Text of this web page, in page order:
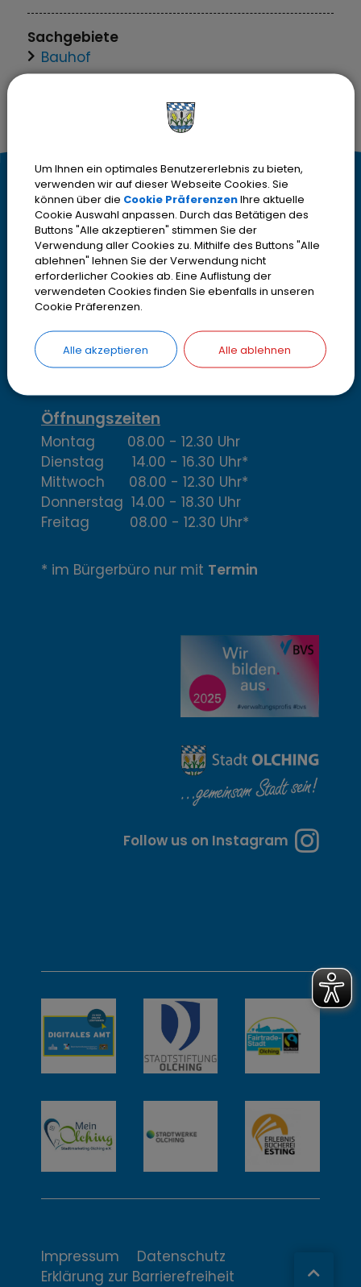
Sachgebiete
Bauhof
K
o
n
t
a
k
t
,
Ö
f
f
n
u
w
e
i
t
e
r
e
I
t
Kontakt
Stadt Olching
Rebhuhnstr. 18
82140 Olching
Telefon08142 200-2000
Telefax08142 200-4000
IBAN DE13700530700001952316
> Email oder Kontaktformular
Öffnungszeiten
Montag 08.00 - 12.30 Uhr
Dienstag 14.00 - 16.30 Uhr*
Mittwoch 08.00 - 12.30 Uhr*
Donnerstag 14.00 - 18.30 Uhr
Freitag 08.00 - 12.30 Uhr*
* im Bürgerbüro nur mit Termin
Follow us on Instagram
Impressum
Datenschutz
Erklärung zur Barrierefreiheit
Um Ihnen ein optimales Benutzererlebnis zu bieten,
verwenden wir auf dieser Webseite Cookies. Sie
können über die Cookie PräferenzenIhre aktuelle
Cookie Auswahl anpassen. Durch das Betätigen des
Buttons "Alle akzeptieren" stimmen Sie der
Verwendung aller Cookies zu. Mithilfe des Buttons "Alle
ablehnen" lehnen Sie der Verwendung nicht
erforderlicher Cookies ab. Eine Auflistung der
verwendeten Cookies finden Sie ebenfalls in unseren
Cookie Präferenzen.
Alle akzeptieren Alle ablehnen